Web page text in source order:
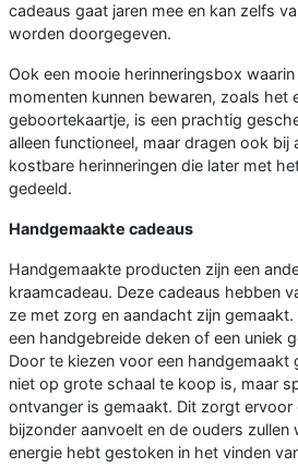
cadeaus gaat jaren mee en kan zelfs
worden doorgegeven.
Ook een mooie herinneringsbox
momenten kunnen bewaren, zoals het
geboortekaartje, is een prachtig
alleen functioneel, maar dragen ook bij
kostbare herinneringen die later met
gedeeld.
Handgemaakte cadeaus
Handgemaakte producten zijn een
kraamcadeau. Deze cadeaus hebben
ze met zorg en aandacht zijn
een handgebreide deken of een uniek
Door te kiezen voor een handgemaakt
niet op grote schaal te koop is, maar
ontvanger is gemaakt. Dit zorgt ervoor
bijzonder aanvoelt en de ouders zullen
energie hebt gestoken in het vinden